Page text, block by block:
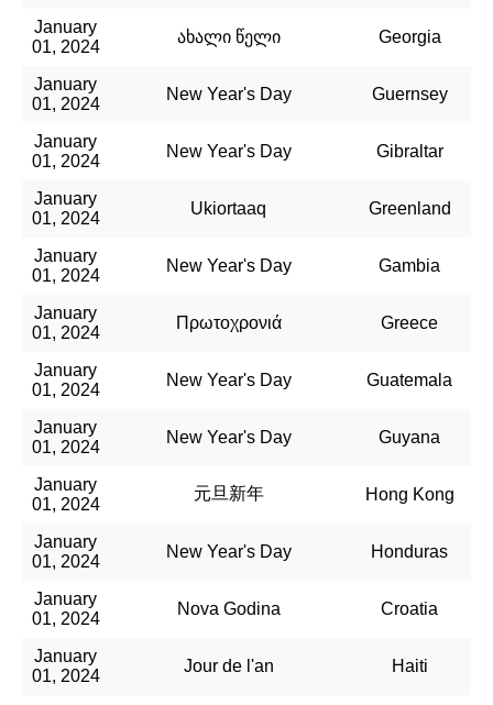
January
01, 2024
ახალი წელი Georgia
January
01, 2024
New Year's Day Guernsey
January
01, 2024
New Year's Day Gibraltar
January
01, 2024
Ukiortaaq Greenland
January
01, 2024
New Year's Day Gambia
January
01, 2024
Πρωτοχρονιά Greece
January
01, 2024
New Year's Day Guatemala
January
01, 2024
New Year's Day Guyana
January
01, 2024
元旦新年 Hong Kong
January
01, 2024
New Year's Day Honduras
January
01, 2024
Nova Godina Croatia
January
01, 2024
Jour de l'an Haiti